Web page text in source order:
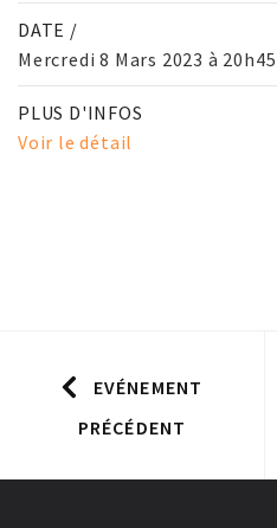
DATE /
Mercredi 8 Mars 2023 à 20h45
PLUS D'INFOS
Voir le détail
EVÉNEMENT
PRÉCÉDENT